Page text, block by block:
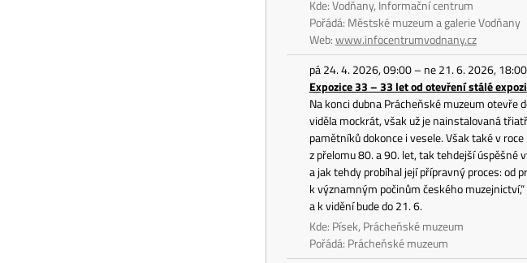
Kde: Vodňany, Informační centrum
Pořádá: Městské muzeum a galerie Vodňany
Web:www.infocentrumvodnany.cz
pá 24. 4. 2026, 09:00 – ne 21. 6. 2026, 18:00
Expozice 33 – 33 let od otevření stálé
Na konci dubna Prácheňské muzeum otevře
viděla mockrát, však už je nainstalovaná
pamětníků dokonce i vesele. Však také v
z přelomu 80. a 90. let, tak tehdejší úspěšné
a jak tehdy probíhal její přípravný proces: od
k významným počinům českého
a k vidění bude do 21. 6.
Kde: Písek, Prácheňské muzeum
Pořádá: Prácheňské muzeum